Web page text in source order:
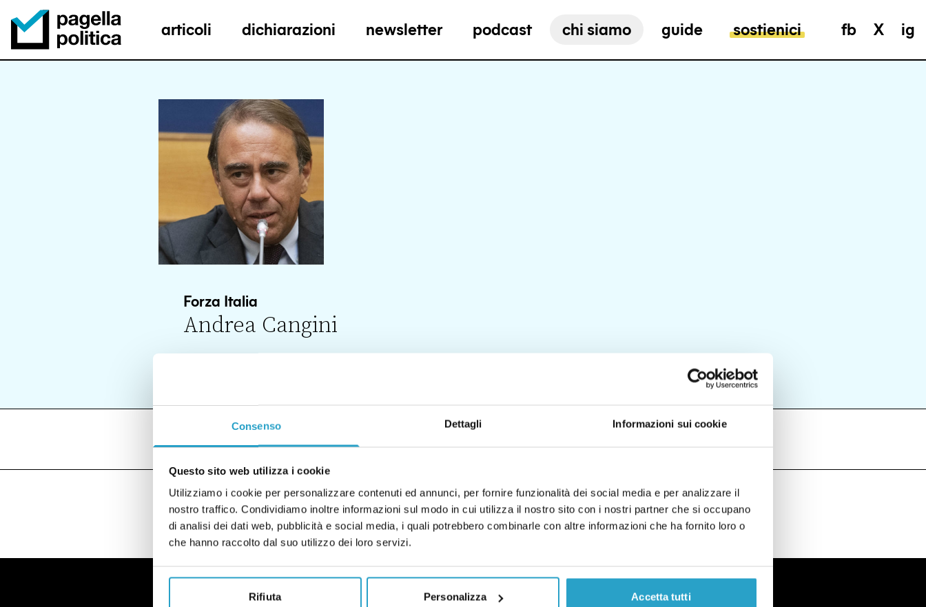
Consenso Dettagli Informazioni sui cookie
Questo sito web utilizza i cookie
Utilizziamo i cookie per personalizzare contenuti ed annunci, per fornire funzionalità dei social media e per analizzare il
nostro traffico. Condividiamo inoltre informazioni sul modo in cui utilizza il nostro sito con i nostri partner che si occupano
di analisi dei dati web, pubblicità e social media, i quali potrebbero combinarle con altre informazioni che ha fornito loro o
che hanno raccolto dal suo utilizzo dei loro servizi.
Rifiuta Personalizza Accetta tutti
Pagella Politica Logo
articoli dichiarazioni newsletter podcast chi siamo guide sostienici fb X ig
Forza Italia
Andrea Cangini